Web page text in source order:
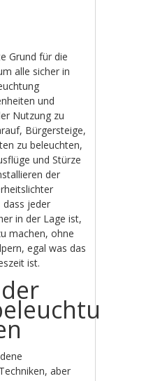
Grund für die
alle sicher in
und
Nutzung zu
Bürgersteige,
zu beleuchten,
und Stürze
der
dass jeder
in der Lage ist,
machen, ohne
egal was das
ist.
aber